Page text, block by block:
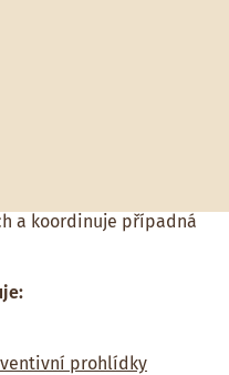
preventivních
schopnosti a
a koordinuje případná
prohlídky